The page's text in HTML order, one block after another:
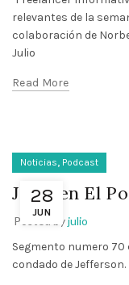
relevantes de la
colaboración de
Julio
Read More
28
JUN
Noticias, Podcast
JCPS en El
Posted byjulio
Segmento numero 70
condado de Jefferson.